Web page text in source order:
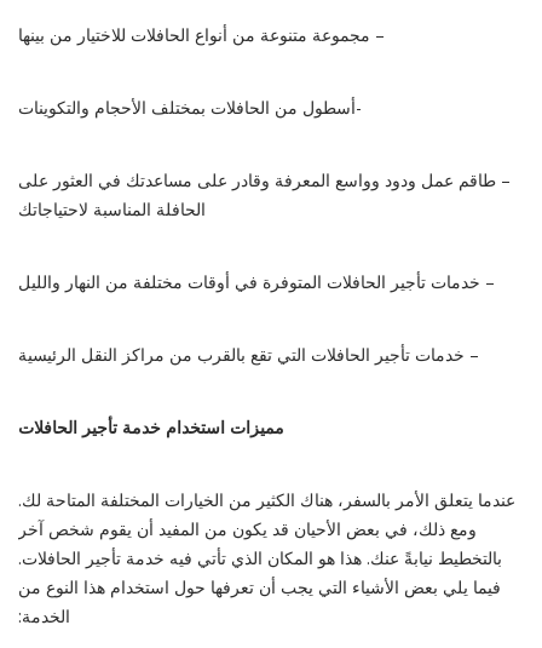
– مجموعة متنوعة من أنواع الحافلات للاختيار من بينها
-أسطول من الحافلات بمختلف الأحجام والتكوينات
– طاقم عمل ودود وواسع المعرفة وقادر على مساعدتك في العثور على
الحافلة المناسبة لاحتياجاتك
– خدمات تأجير الحافلات المتوفرة في أوقات مختلفة من النهار والليل
– خدمات تأجير الحافلات التي تقع بالقرب من مراكز النقل الرئيسية
مميزات استخدام خدمة تأجير الحافلات
عندما يتعلق الأمر بالسفر، هناك الكثير من الخيارات المختلفة المتاحة لك.
ومع ذلك، في بعض الأحيان قد يكون من المفيد أن يقوم شخص آخر
بالتخطيط نيابةً عنك. هذا هو المكان الذي تأتي فيه خدمة تأجير الحافلات.
فيما يلي بعض الأشياء التي يجب أن تعرفها حول استخدام هذا النوع من
الخدمة: